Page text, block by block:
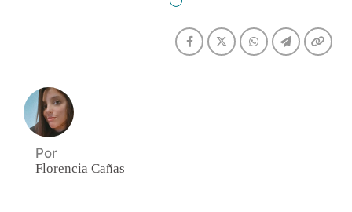
Por
Florencia Cañas